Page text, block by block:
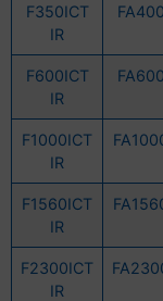
F350ICT
IR
F600ICT
IR
F1000ICT
IR
F1560ICT
IR
F2300ICT
IR